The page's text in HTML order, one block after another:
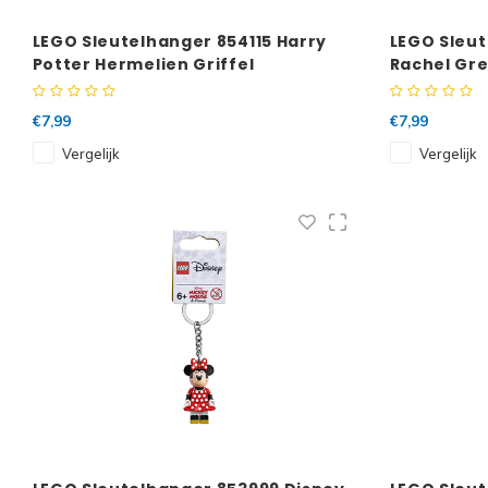
LEGO Sleutelhanger 854115 Harry
Potter Hermelien Griffel
€7,99
Vergelijk
LEGO
Rachel
€7,99
Vergelijk